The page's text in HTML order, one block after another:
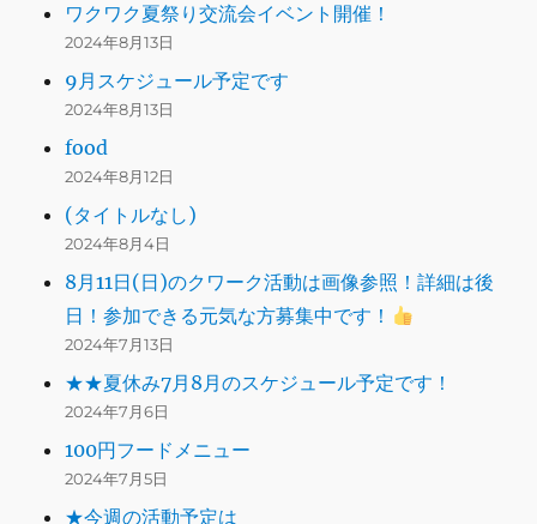
ワクワク夏祭り交流会イベント開催！
2024年8月13日
9月スケジュール予定です
2024年8月13日
food
2024年8月12日
(タイトルなし)
2024年8月4日
8月11日(日)のクワーク活動は画像参照！詳細は後
日！参加できる元気な方募集中です！
2024年7月13日
★★夏休み7月8月のスケジュール予定です！
2024年7月6日
100円フードメニュー
2024年7月5日
★今週の活動予定は